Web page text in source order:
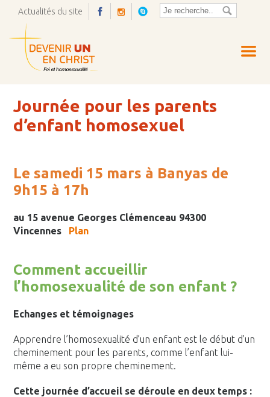
Actualités du site
Journée pour les parents
d’enfant homosexuel
Le samedi 15 mars à Banyas de
9h15 à 17h
au 15 avenue Georges Clémenceau 94300
Vincennes Plan
Comment accueillir
l’homosexualité de son enfant ?
Echanges et témoignages
Apprendre l’homosexualité d’un enfant est le début d’un
cheminement pour les parents, comme l’enfant lui-
même a eu son propre cheminement.
Cette journée d’accueil se déroule en deux temps :